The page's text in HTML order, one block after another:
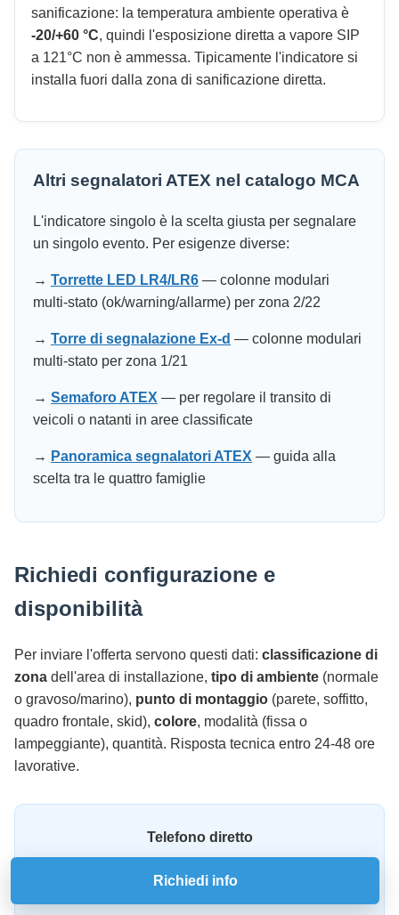
sanificazione: la temperatura ambiente operativa è
-20/+60 °C, quindi l'esposizione diretta a vapore SIP
a 121°C non è ammessa. Tipicamente l'indicatore si
installa fuori dalla zona di sanificazione diretta.
Altri segnalatori ATEX nel catalogo MCA
L'indicatore singolo è la scelta giusta per segnalare
un singolo evento. Per esigenze diverse:
→ Torrette LED LR4/LR6 — colonne modulari
multi-stato (ok/warning/allarme) per zona 2/22
→ Torre di segnalazione Ex-d — colonne modulari
multi-stato per zona 1/21
→ Semaforo ATEX — per regolare il transito di
veicoli o natanti in aree classificate
→ Panoramica segnalatori ATEX — guida alla
scelta tra le quattro famiglie
Richiedi configurazione e
disponibilità
Per inviare l'offerta servono questi dati: classificazione di
zona dell'area di installazione, tipo di ambiente (normale
o gravoso/marino), punto di montaggio (parete, soffitto,
quadro frontale, skid), colore, modalità (fissa o
lampeggiante), quantità. Risposta tecnica entro 24-48 ore
lavorative.
Telefono diretto
📞 02-3512774
Richiedi info